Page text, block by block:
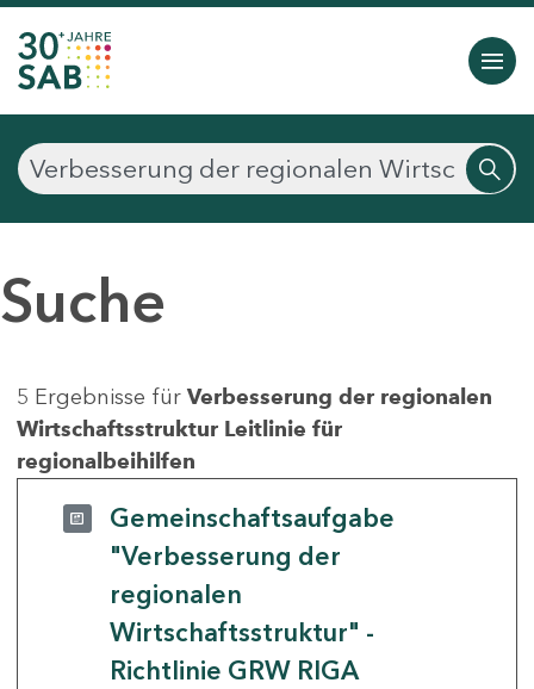
Suche
5 Ergebnisse für Verbesserung der regionalen
Wirtschaftsstruktur Leitlinie für
regionalbeihilfen
Gemeinschaftsaufgabe
"Verbesserung der
regionalen
Wirtschaftsstruktur" -
Richtlinie GRW RIGA